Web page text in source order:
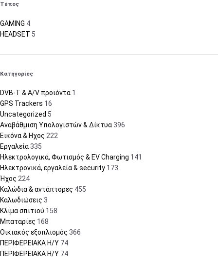
Τύπος
GAMING 4
HEADSET 5
Κατηγορίες
DVB-T & A/V προϊόντα 1
GPS Trackers 16
Uncategorized 5
Αναβάθμιση Υπολογιστών & Δίκτυα 396
Εικόνα & Ηχος 222
Εργαλεία 335
Ηλεκτρολογικά, Φωτισμός & EV Charging 141
Ηλεκτρονικά, εργαλεία & security 173
Ήχος 224
Καλώδια & αντάπτορες 455
Καλωδιώσεις 3
Κλίμα σπιτιού 158
Μπαταρίες 168
Οικιακός εξοπλισμός 366
ΠΕΡΙΦΕΡΕΙΑΚΑ Η/Υ 74
ΠΕΡΙΦΕΡΕΙΑΚΑ Η/Υ 74